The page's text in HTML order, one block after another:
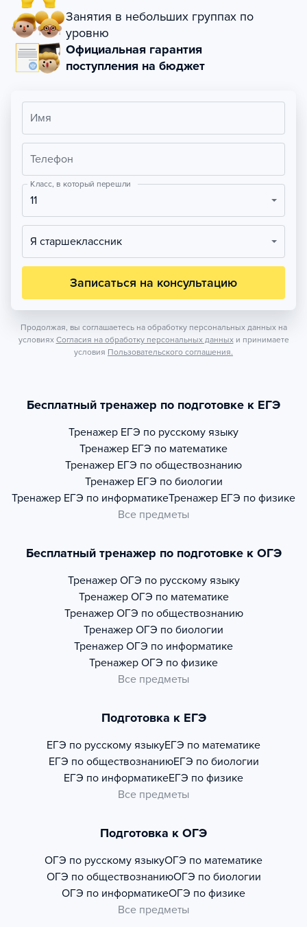
Занятия в небольших группах по
уровню
Официальная гарантия
поступления на бюджет
Имя
Телефон
Класс, в который перешли
11
Я старшеклассник
Записаться на консультацию
Продолжая, вы соглашаетесь на обработку персональных данных на
условиях Согласия на обработку персональных данных и принимаете
условия Пользовательского соглашения.
Бесплатный тренажер по подготовке к ЕГЭ
Тренажер ЕГЭ по русскому языку
Тренажер ЕГЭ по математике
Тренажер ЕГЭ по обществознанию
Тренажер ЕГЭ по биологии
Тренажер ЕГЭ по информатикеТренажер ЕГЭ по физике
Все предметы
Бесплатный тренажер по подготовке к ОГЭ
Тренажер ОГЭ по русскому языку
Тренажер ОГЭ по математике
Тренажер ОГЭ по обществознанию
Тренажер ОГЭ по биологии
Тренажер ОГЭ по информатике
Тренажер ОГЭ по физике
Все предметы
Подготовка к ЕГЭ
ЕГЭ по русскому языкуЕГЭ по математике
ЕГЭ по обществознаниюЕГЭ по биологии
ЕГЭ по информатикеЕГЭ по физике
Все предметы
Подготовка к ОГЭ
ОГЭ по русскому языкуОГЭ по математике
ОГЭ по обществознаниюОГЭ по биологии
ОГЭ по информатикеОГЭ по физике
Все предметы